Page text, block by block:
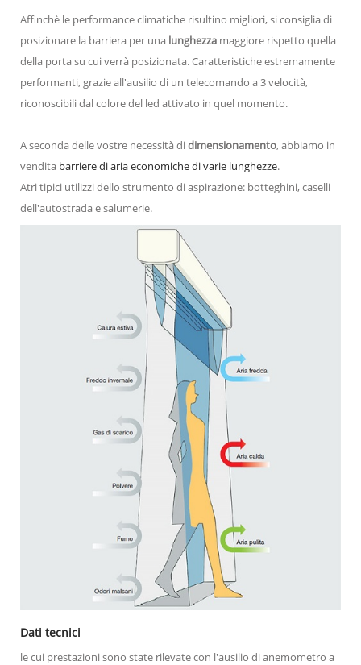
Affinchè le performance climatiche risultino migliori, si consiglia di
posizionare la barriera per una lunghezza maggiore rispetto quella
della porta su cui verrà posizionata. Caratteristiche estremamente
performanti, grazie all'ausilio di un telecomando a 3 velocità,
riconoscibili dal colore del led attivato in quel momento.
A seconda delle vostre necessità didimensionamento, abbiamo in
vendita barriere di aria economiche di varie lunghezze.
Atri tipici utilizzi dello strumento di aspirazione: botteghini, caselli
dell'autostrada e salumerie.
Dati tecnici
le cui prestazioni sono state rilevate con l'ausilio di anemometro a